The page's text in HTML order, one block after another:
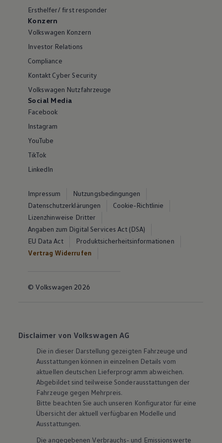
Ersthelfer/ first responder
Konzern
Volkswagen Konzern
Investor Relations
Compliance
Kontakt Cyber Security
Volkswagen Nutzfahrzeuge
Social Media
Facebook
Instagram
YouTube
TikTok
LinkedIn
Impressum
Nutzungsbedingungen
Datenschutzerklärungen
Cookie-Richtlinie
Lizenzhinweise Dritter
Angaben zum Digital Services Act (DSA)
EU Data Act
Produktsicherheitsinformationen
Vertrag Widerrufen
© Volkswagen 2026
Disclaimer von Volkswagen AG
Die in dieser Darstellung gezeigten Fahrzeuge und
Ausstattungen können in einzelnen Details vom
aktuellen deutschen Lieferprogramm abweichen.
Abgebildet sind teilweise Sonderausstattungen der
Fahrzeuge gegen Mehrpreis.
Bitte beachten Sie auch unseren Konfigurator für eine
Übersicht der aktuell verfügbaren Modelle und
Ausstattungen.
Die angegebenen Verbrauchs- und Emissionswerte